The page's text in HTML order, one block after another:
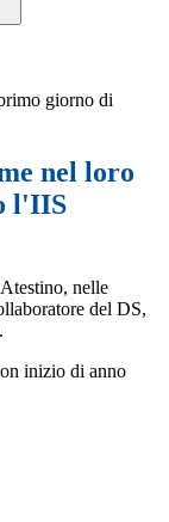
giorno di
nel loro
l'IIS
nelle
del DS,
inizio di anno